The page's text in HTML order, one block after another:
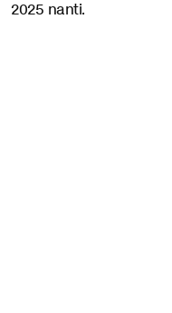
2025 nanti.